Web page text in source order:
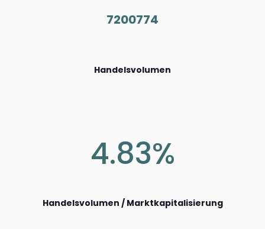
7200774
Handelsvolumen
4.83%
Handelsvolumen / Marktkapitalisierung